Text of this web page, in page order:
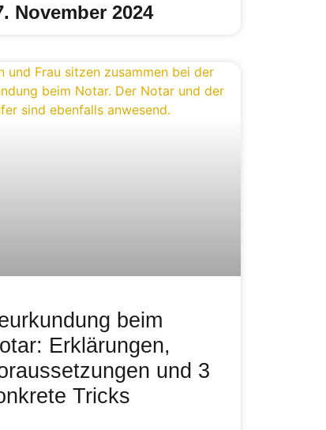
November 2024
beim
Erklärungen,
und 3
Tricks